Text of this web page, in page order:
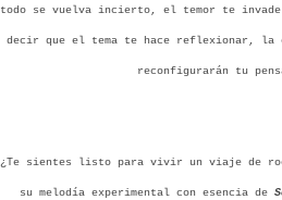
todo se vuelva incierto, el temor te invade
decir que el tema te hace reflexionar, la
reconfigurarán tu
¿Te sientes listo para vivir un viaje de
su melodía experimental con esencia de